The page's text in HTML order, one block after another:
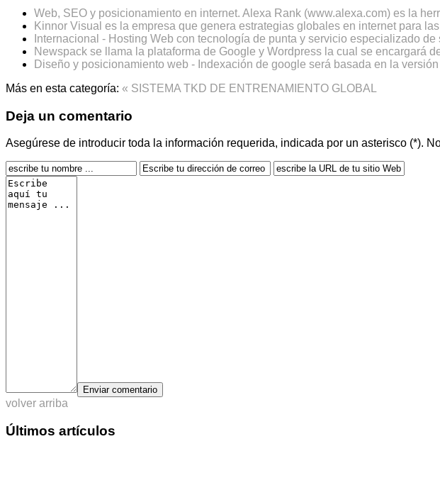
Web, SEO y posicionamiento en internet. Alexa Rank (www.alexa.com) es la
Kinnor Visual es la empresa que genera estrategias globales en internet para
Internacional - Hosting Web con tecnología de punta y servicio especializado
Newspack se llama la plataforma de Google y Wordpress la cual se encargará
Diseño y posicionamiento web - Indexación de google será basada en la
Más en esta categoría: « SISTEMA TKD DE ENTRENAMIENTO GLOBAL
Deja un comentario
Asegúrese de introducir toda la información requerida, indicada por un asterisco (*).
Enviar comentario
volver arriba
Últimos artículos